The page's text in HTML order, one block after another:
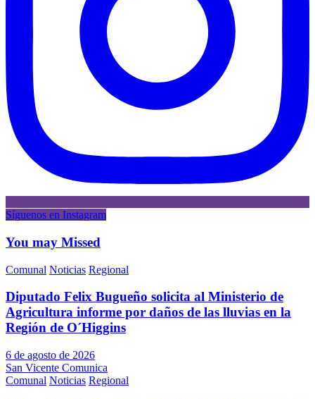
Síguenos en Instagram
You may Missed
Comunal Noticias Regional
Diputado Felix Bugueño solicita al Ministerio de
Agricultura informe por daños de las lluvias en la
Región de O´Higgins
6 de agosto de 2026
San Vicente Comunica
Comunal Noticias Regional